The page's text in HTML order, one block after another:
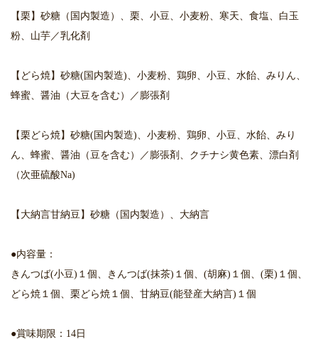
【栗】砂糖（国内製造）、栗、小豆、小麦粉、寒天、食塩、白玉
粉、山芋／乳化剤
【どら焼】砂糖(国内製造)、小麦粉、鶏卵、小豆、水飴、みりん、
蜂蜜、醤油（大豆を含む）／膨張剤
【栗どら焼】砂糖(国内製造)、小麦粉、鶏卵、小豆、水飴、みり
ん、蜂蜜、醤油（豆を含む）／膨張剤、クチナシ黄色素、漂白剤
（次亜硫酸Na)
【大納言甘納豆】砂糖（国内製造）、大納言
●内容量：
きんつば(小豆)１個、きんつば(抹茶)１個、(胡麻)１個、(栗)１個、
どら焼１個、栗どら焼１個、甘納豆(能登産大納言)１個
●賞味期限：14日